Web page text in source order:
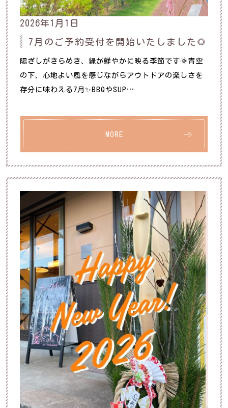
2026年1月1日
7月のご予約受付を開始いたしました🌻
陽ざしがきらめき、緑が鮮やかに映る季節です🌞青空
の下、心地よい風を感じながらアウトドアの楽しさを
存分に味わえる7月✨BBQやSUP…
MORE